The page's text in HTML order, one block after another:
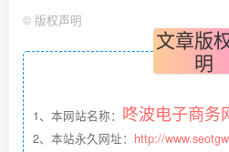
© 版权声明
文章版
明
1、本网站名称： 咚波电子商务
2、本站永久网址： http://